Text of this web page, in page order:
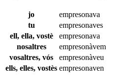
jo
empresonava
tu
empresonaves
ell, ella, vostè
empresonava
nosaltres
empresonàvem
vosaltres, vós
empresonàveu
ells, elles, vostès empresonaven